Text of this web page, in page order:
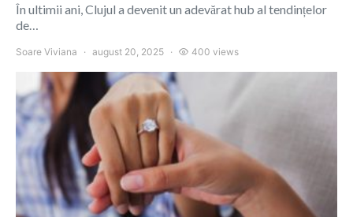
În ultimii ani, Clujul a devenit un adevărat hub al tendințelor
de…
Soare Viviana august 20, 2025 400 views